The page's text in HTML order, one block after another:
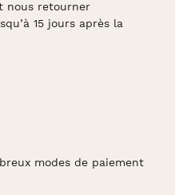
nous retourner
15 jours après la
modes de paiement